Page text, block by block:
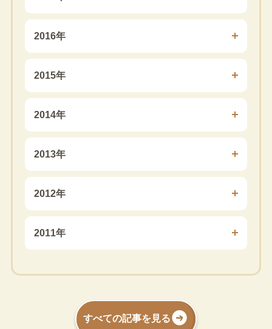
2016年
2015年
2014年
2013年
2012年
2011年
すべての記事を見る